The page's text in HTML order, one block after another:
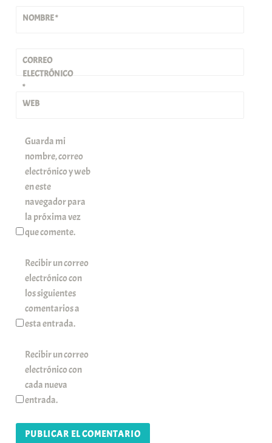
NOMBRE*
CORREO
ELECTRÓNICO
*
WEB
Guarda mi
nombre, correo
electrónico y web
en este
navegador para
la próxima vez
que comente.
Recibir un correo
electrónico con
los siguientes
comentarios a
esta entrada.
Recibir un correo
electrónico con
cada nueva
entrada.